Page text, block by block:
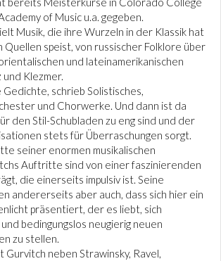
of Music u.a. gegeben.
Musik, die ihre Wurzeln in der Klassik hat
Quellen speist, von russischer Folklore über
und lateinamerikanischen
und Klezmer.
schrieb Solistisches,
und Chorwerke. Und dann ist da
den Stil-Schubladen zu eng sind und der
stets für Überraschungen sorgt.
seiner enormen musikalischen
Auftritte sind von einer faszinierenden
die einerseits impulsiv ist. Seine
andererseits aber auch, dass sich hier ein
präsentiert, der es liebt, sich
bedingungslos neugierig neuen
zu stellen.
Gurvitch neben Strawinsky, Ravel,